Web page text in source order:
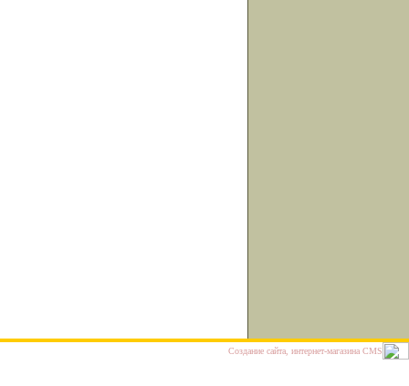
Cоздание сайта, интернет-магазина CMS